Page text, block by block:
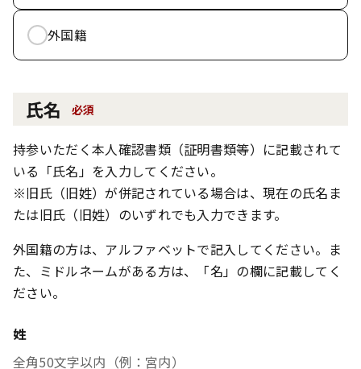
外国籍
氏名 必須
持参いただく本人確認書類（証明書類等）に記載されて
いる「氏名」を入力してください。
※旧氏（旧姓）が併記されている場合は、現在の氏名ま
たは旧氏（旧姓）のいずれでも入力できます。
外国籍の方は、アルファベットで記入してください。ま
た、ミドルネームがある方は、「名」の欄に記載してく
ださい。
姓
全角50文字以内（例：宮内）